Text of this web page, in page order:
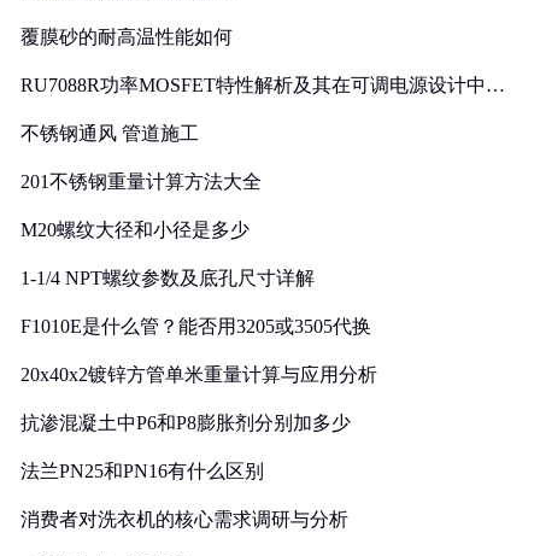
覆膜砂的耐高温性能如何
RU7088R功率MOSFET特性解析及其在可调电源设计中的
不锈钢通风 管道施工
201不锈钢重量计算方法大全
M20螺纹大径和小径是多少
1-1/4 NPT螺纹参数及底孔尺寸详解
F1010E是什么管？能否用3205或3505代换
20x40x2镀锌方管单米重量计算与应用分析
抗渗混凝土中P6和P8膨胀剂分别加多少
法兰PN25和PN16有什么区别
消费者对洗衣机的核心需求调研与分析